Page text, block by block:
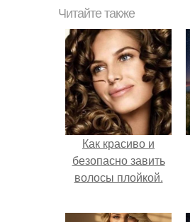
Читайте также
Как красиво и
безопасно завить
волосы плойкой.